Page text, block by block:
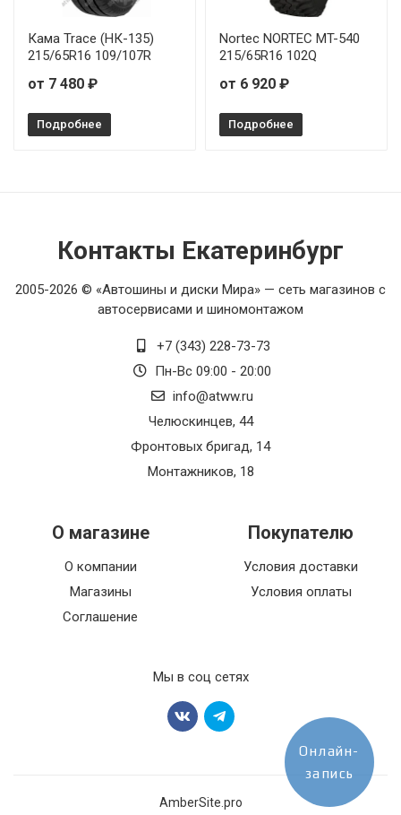
Кама Trace (НК-135)
215/65R16 109/107R
от 7 480 ₽
Подробнее
Nortec NORTEC MT-540
215/65R16 102Q
от 6 920 ₽
Подробнее
Контакты Екатеринбург
2005-2026 © «Автошины и диски Мира» — сеть магазинов с
автосервисами и шиномонтажом
+7 (343) 228-73-73
Пн-Вс 09:00 - 20:00
info@atww.ru
Челюскинцев, 44
Фронтовых бригад, 14
Монтажников, 18
О магазине
О компании
Магазины
Соглашение
Покупателю
Условия доставки
Условия оплаты
Мы в соц сетях
AmberSite.pro
Онлайн-
запись